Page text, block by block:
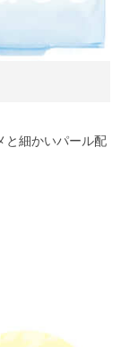
と細かいパール配